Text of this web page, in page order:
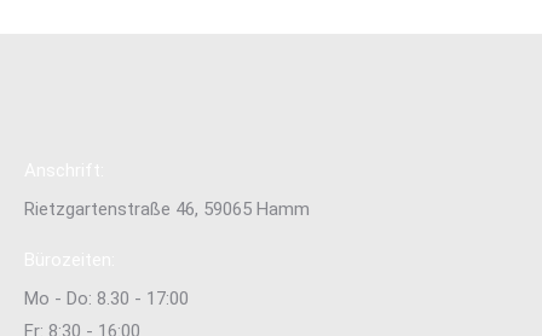
Rietzgartenstraße 46, 59065 Hamm
Mo - Do: 8.30 - 17:00
Fr: 8:30 - 16:00